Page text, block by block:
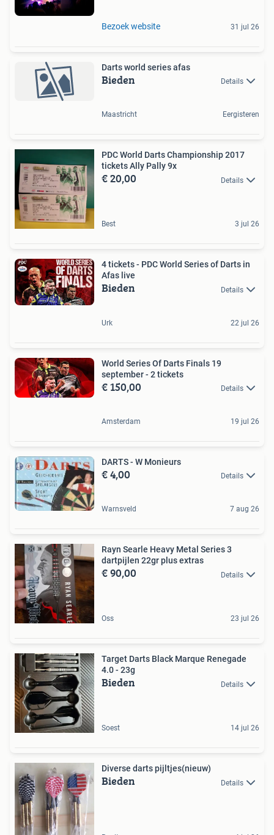
Bezoek website 31 jul 26
Darts world series afas
Bieden Details
Maastricht Eergisteren
PDC World Darts Championship 2017
tickets Ally Pally 9x
€ 20,00 Details
Best 3 jul 26
4 tickets - PDC World Series of Darts in
Afas live
Bieden Details
Urk 22 jul 26
World Series Of Darts Finals 19
september - 2 tickets
€ 150,00 Details
Amsterdam 19 jul 26
DARTS - W Monieurs
€ 4,00 Details
Warnsveld 7 aug 26
Rayn Searle Heavy Metal Series 3
dartpijlen 22gr plus extras
€ 90,00 Details
Oss 23 jul 26
Target Darts Black Marque Renegade
4.0 - 23g
Bieden Details
Soest 14 jul 26
Diverse darts pijltjes(nieuw)
Bieden Details